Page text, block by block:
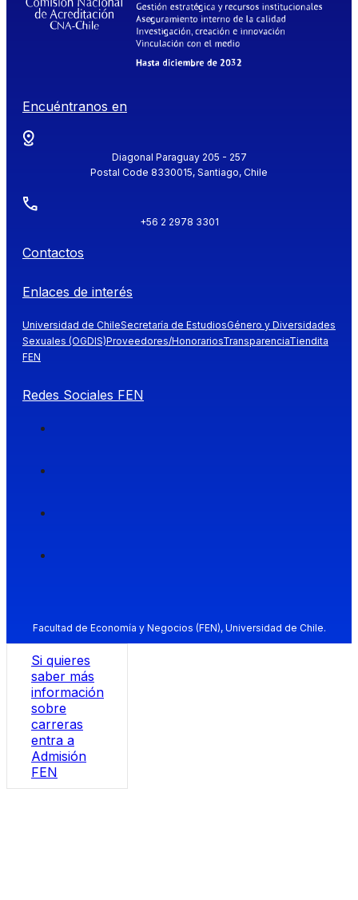
Encuéntranos en
Diagonal Paraguay 205 - 257
Postal Code 8330015, Santiago, Chile
+56 2 2978 3301
Contactos
Enlaces de interés
Universidad de ChileSecretaría de EstudiosGénero y Diversidades
Sexuales (OGDIS)Proveedores/HonorariosTransparenciaTiendita
FEN
Redes Sociales FEN
Facultad de Economía y Negocios (FEN), Universidad de Chile.
Si quieres
saber más
información
sobre
carreras
entra a
Admisión
FEN